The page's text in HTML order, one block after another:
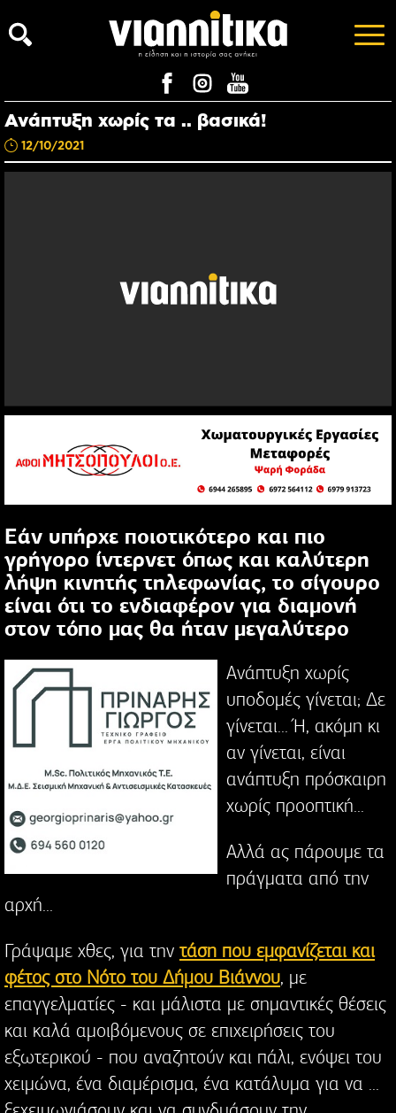
Ανάπτυξη χωρίς τα .. βασικά!
12/10/2021
Εάν υπήρχε ποιοτικότερο και πιο
γρήγορο ίντερνετ όπως και καλύτερη
λήψη κινητής τηλεφωνίας, το σίγουρο
είναι ότι το ενδιαφέρον για διαμονή
στον τόπο μας θα ήταν μεγαλύτερο
Ανάπτυξη χωρίς
υποδομές γίνεται; Δε
γίνεται... Ή, ακόμη κι
αν γίνεται, είναι
ανάπτυξη πρόσκαιρη
χωρίς προοπτική...
Αλλά ας πάρουμε τα
πράγματα από την
αρχή...
Γράψαμε χθες, για την τάση που εμφανίζεται και
φέτος στο Νότο του Δήμου Βιάννου, με
επαγγελματίες - και μάλιστα με σημαντικές θέσεις
και καλά αμοιβόμενους σε επιχειρήσεις του
εξωτερικού - που αναζητούν και πάλι, ενόψει του
χειμώνα, ένα διαμέρισμα, ένα κατάλυμα για να ...